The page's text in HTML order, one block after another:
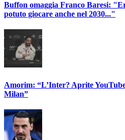
Buffon omaggia Franco Baresi:
potuto giocare anche nel 2030..."
Amorim: “L’Inter? Aprite
Milan”